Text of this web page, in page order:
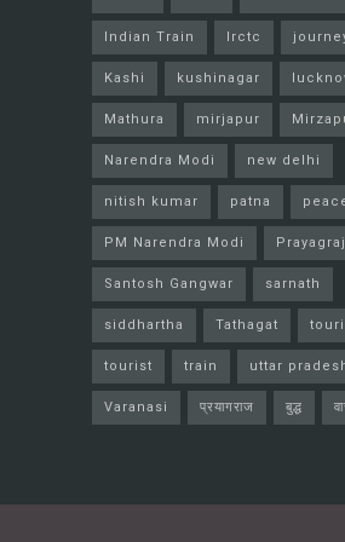
Indian Train Irctc
Kashi kushinagar
Mathura mirjapur
Narendra Modi new delhi
nitish kumar patna
PM Narendra Modi Prayagraj
Santosh Gangwar sarnath
siddhartha Tathagat
tourist train uttar
Varanasi प्रयागराज बुद्ध